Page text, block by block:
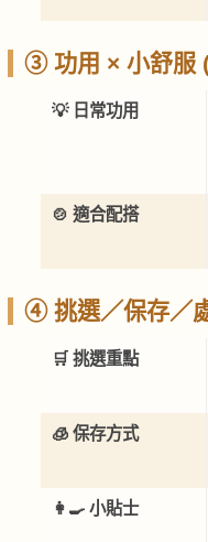
③ 功用 × 小舒服
💡 日常功用
🍲 適合配搭
④ 挑選／保存／
🛒 挑選重點
🧊 保存方式
👩‍🍳 小貼士